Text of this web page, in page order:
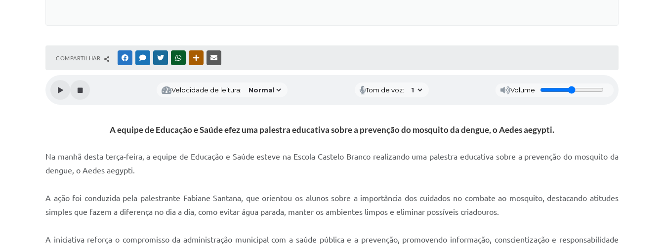
COMPARTILHAR FACEBOOKMESSENGER
TWITTERWHATSAPPOUTRAS MÍDIAS
Velocidade de leitura: Tom de voz: Volume
A equipe de Educação e Saúde efez uma palestra educativa sobre a prevenção do mosquito da dengue, o Aedes aegypti.
Na manhã desta terça-feira, a equipe de Educação e Saúde esteve na Escola Castelo Branco realizando uma palestra educativa sobre a prevenção do mosquito da
dengue, o Aedes aegypti.
A ação foi conduzida pela palestrante Fabiane Santana, que orientou os alunos sobre a importância dos cuidados no combate ao mosquito, destacando atitudes
simples que fazem a diferença no dia a dia, como evitar água parada, manter os ambientes limpos e eliminar possíveis criadouros.
A iniciativa reforça o compromisso da administração municipal com a saúde pública e a prevenção, promovendo informação, conscientização e responsabilidade